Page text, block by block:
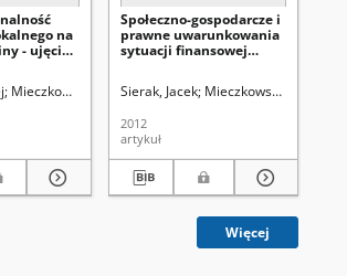
na
- ujęcia
Mieczkowska, Katarzyna (1980- ). Red. Radzik-
Społeczno-gospodarcze i
prawne uwarunkowania
sytuacji finansowej
Sierak, Jacek Mieczkowska,
2012
artykuł
Więcej